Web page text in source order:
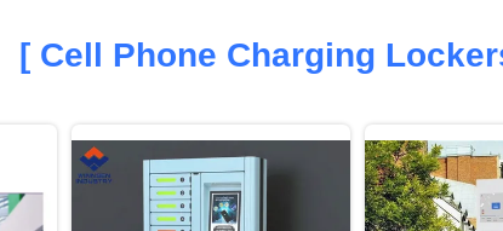
[ Cell Phone Charging